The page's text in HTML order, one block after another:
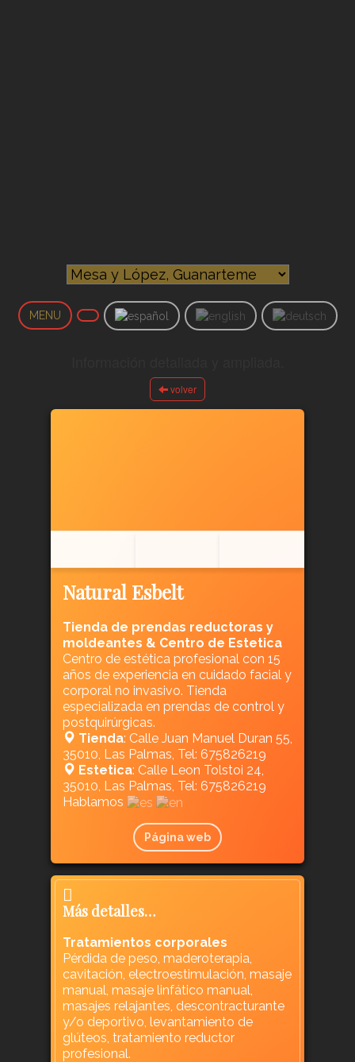
MENU
volver
Natural Esbelt
Tienda de prendas reductoras y
moldeantes & Centro de Estetica
Centro de estética profesional con 15
años de experiencia en cuidado facial y
corporal no invasivo. Tienda
especializada en prendas de control y
postquirúrgicas.
Tienda: Calle Juan Manuel Duran 55,
35010, Las Palmas, Tel: 675826219
Estetica: Calle Leon Tolstoi 24,
35010, Las Palmas, Tel: 675826219
Hablamos
Página web
Más detalles…
Tratamientos corporales
Pérdida de peso, maderoterapia,
cavitación, electroestimulación, masaje
manual, masaje linfático manual,
masajes relajantes, descontracturante
y/o deportivo, levantamiento de
glúteos, tratamiento reductor
profesional.